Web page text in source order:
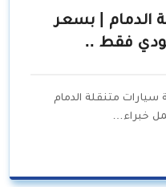
الدمام | بسعر
سيارات متنقلة الدمام
خبراء…